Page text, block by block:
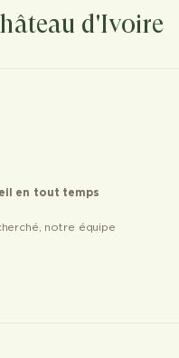
d'Ivoire
en tout temps
notre équipe